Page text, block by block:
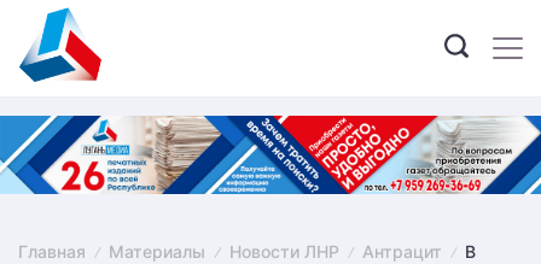
content
Главная Материалы Новости ЛНР Антрацит
В